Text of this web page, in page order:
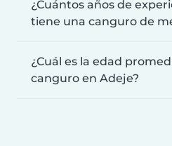
¿Cuántos años de
tiene una canguro de
¿Cuál es la edad
canguro en Adeje?